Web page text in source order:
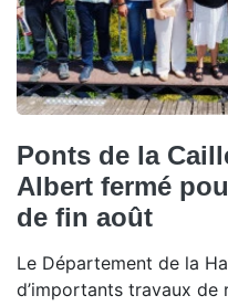
Ponts de la
Albert fermé
de fin août
Le Département de la
d’importants travaux